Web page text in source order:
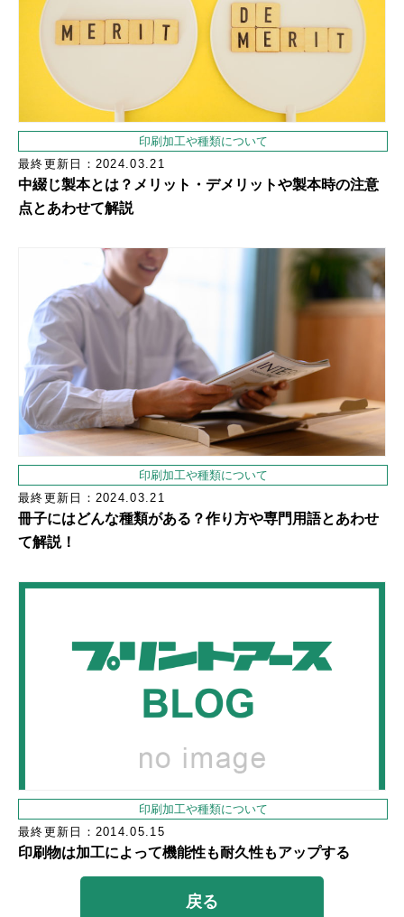
印刷加工や種類について
最終更新日：2024.03.21
中綴じ製本とは？メリット・デメリットや製本時の注意
点とあわせて解説
印刷加工や種類について
最終更新日：2024.03.21
冊子にはどんな種類がある？作り方や専門用語とあわせ
て解説！
印刷加工や種類について
最終更新日：2014.05.15
印刷物は加工によって機能性も耐久性もアップする
戻る